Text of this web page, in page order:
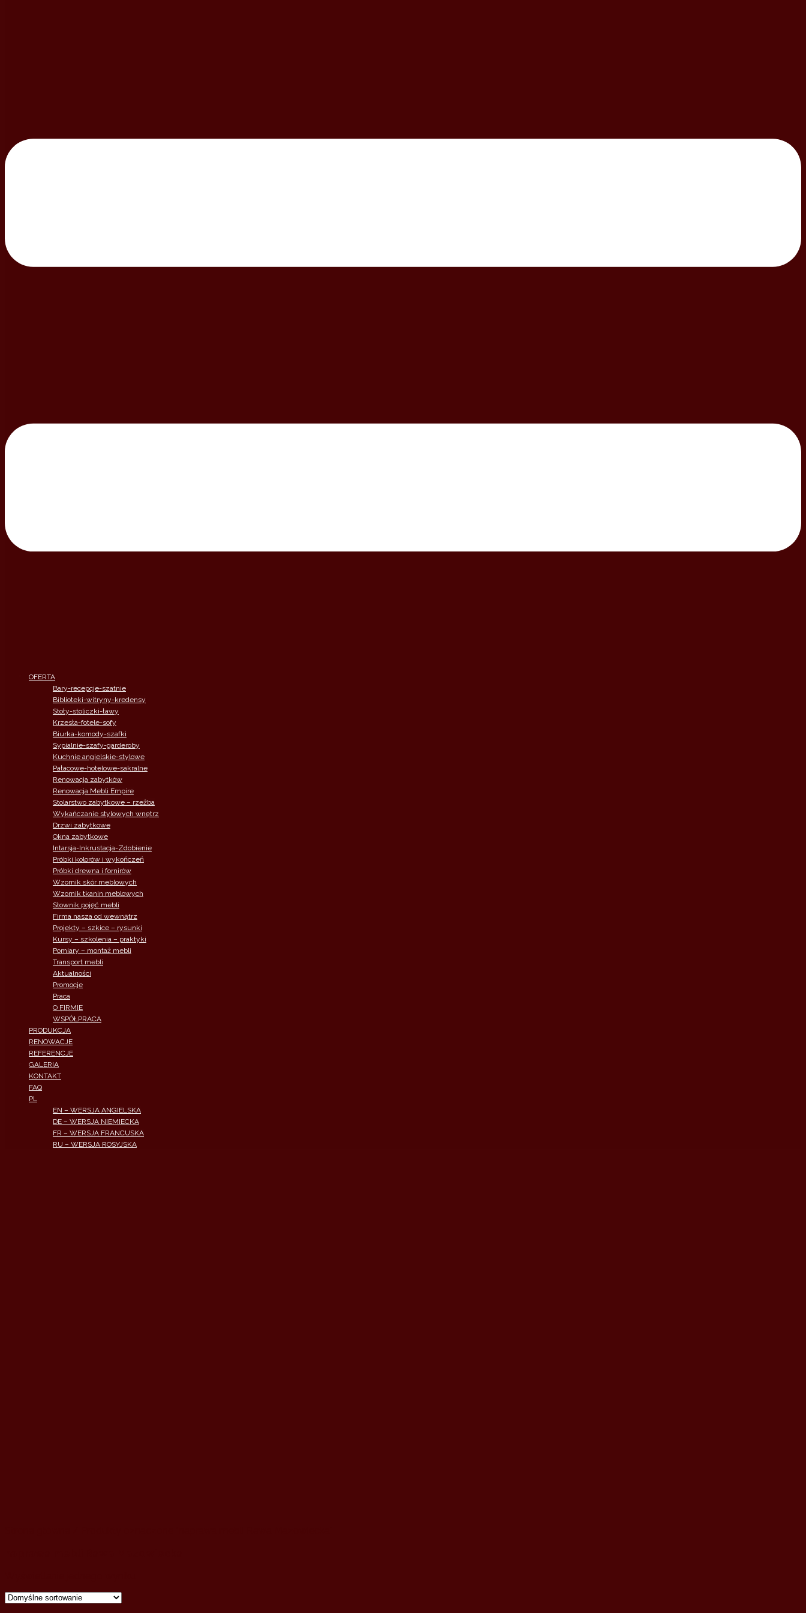
OFERTA
Bary-recepcje-szatnie
Biblioteki-witryny-kredensy
Stoły-stoliczki-ławy
Krzesła-fotele-sofy
Biurka-komody-szafki
Sypialnie-szafy-garderoby
Kuchnie angielskie-stylowe
Pałacowe-hotelowe-sakralne
Renowacja zabytków
Renowacja Mebli Empire
Stolarstwo zabytkowe – rzeżba
Wykańczanie stylowych wnętrz
Drzwi zabytkowe
Okna zabytkowe
Intarsja-Inkrustacja-Zdobienie
Próbki kolorów i wykończeń
Próbki drewna i fornirów
Wzornik skór meblowych
Wzornik tkanin meblowych
Słownik pojęć mebli
Firma nasza od wewnątrz
Projekty – szkice – rysunki
Kursy – szkolenia – praktyki
Pomiary – montaż mebli
Transport mebli
Aktualności
Promocje
Praca
O FIRMIE
WSPÓŁPRACA
PRODUKCJA
RENOWACJE
REFERENCJE
GALERIA
KONTAKT
FAQ
PL
EN – WERSJA ANGIELSKA
DE – WERSJA NIEMIECKA
FR – WERSJA FRANCUSKA
RU – WERSJA ROSYJSKA